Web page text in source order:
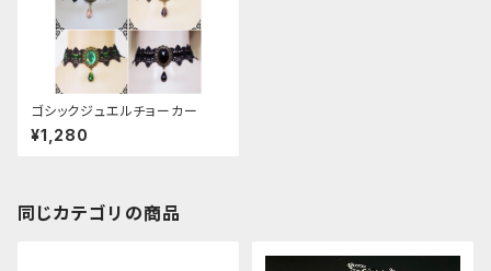
ゴシックジュエルチョーカー
¥1,280
同じカテゴリの商品